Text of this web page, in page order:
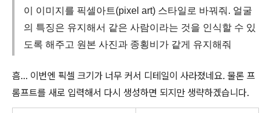
이 이미지를 픽셀아트(pixel art) 스타일로 바꿔줘. 얼굴
의 특징은 유지해서 같은 사람이라는 것을 인식할 수 있
도록 해주고 원본 사진과 종횡비가 같게 유지해줘
흠... 이번엔 픽셀 크기가 너무 커서 디테일이 사라졌네요. 물론 프
롬프트를 새로 입력해서 다시 생성하면 되지만 생략하겠습니다.